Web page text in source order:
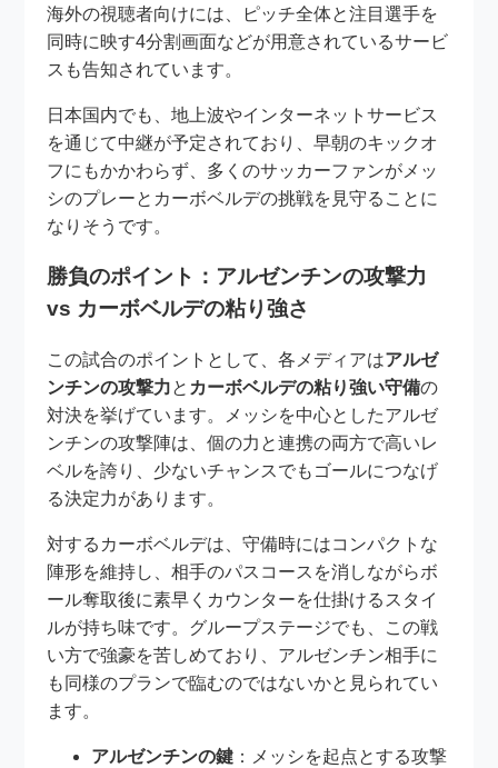
海外の視聴者向けには、ピッチ全体と注目選手を
同時に映す4分割画面などが用意されているサービ
スも告知されています。
日本国内でも、地上波やインターネットサービス
を通じて中継が予定されており、早朝のキックオ
フにもかかわらず、多くのサッカーファンがメッ
シのプレーとカーボベルデの挑戦を見守ることに
なりそうです。
勝負のポイント：アルゼンチンの攻撃力
vs カーボベルデの粘り強さ
この試合のポイントとして、各メディアはアルゼ
ンチンの攻撃力と カーボベルデの粘り強い守備の
対決を挙げています。メッシを中心としたアルゼ
ンチンの攻撃陣は、個の力と連携の両方で高いレ
ベルを誇り、少ないチャンスでもゴールにつなげ
る決定力があります。
対するカーボベルデは、守備時にはコンパクトな
陣形を維持し、相手のパスコースを消しながらボ
ール奪取後に素早くカウンターを仕掛けるスタイ
ルが持ち味です。グループステージでも、この戦
い方で強豪を苦しめており、アルゼンチン相手に
も同様のプランで臨むのではないかと見られてい
ます。
アルゼンチンの鍵 ：メッシを起点とする攻撃